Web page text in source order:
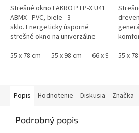
Strešné okno FAKRO PTP-X U41
ABMX - PVC, biele - 3
sklo. Energeticky úsporné
strešné okno na univerzálne
voči...
55 x 78 cm 55 x 98 cm 66 x 98 cm55 x
Popis Hodnotenie Diskusia Značka
Podrobný popis